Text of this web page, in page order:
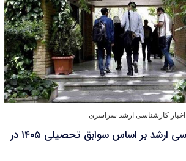
اخبار کارشناسی ارشد سراسری
امکان پذیرش کارشناسی ارشد بر اساس سوابق تحصیلی ۱۴۰۵ در